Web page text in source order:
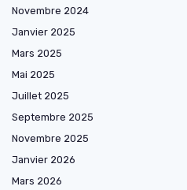
Novembre 2024
Janvier 2025
Mars 2025
Mai 2025
Juillet 2025
Septembre 2025
Novembre 2025
Janvier 2026
Mars 2026